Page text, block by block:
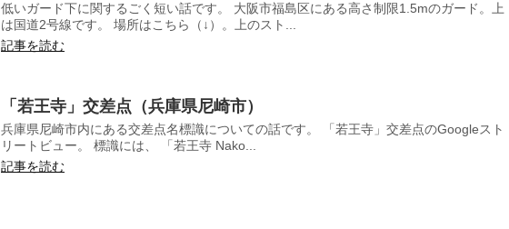
低いガード下に関するごく短い話です。 大阪市福島区にある高さ制限1.5mのガード。上
は国道2号線です。 場所はこちら（↓）。上のスト...
記事を読む
「若王寺」交差点（兵庫県尼崎市）
兵庫県尼崎市内にある交差点名標識についての話です。 「若王寺」交差点のGoogleスト
リートビュー。 標識には、 「若王寺 Nako...
記事を読む